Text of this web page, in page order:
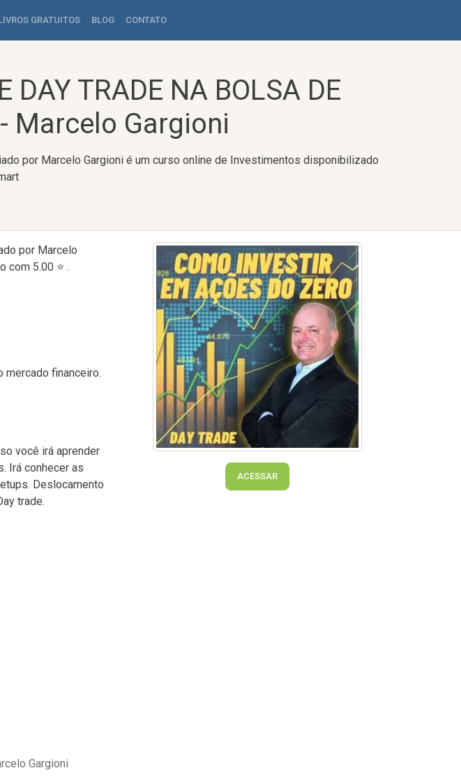
GRATUITOS BLOG CONTATO
DAY TRADE NA BOLSA DE
- Marcelo Gargioni
por Marcelo Gargioni é um curso online de Investimentos disponibilizado
por Marcelo
com 5.00 ⭐ .
mercado financeiro.
você irá aprender
Irá conhecer as
Deslocamento
trade.
Gargioni
ACESSAR